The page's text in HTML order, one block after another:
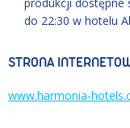
do 22:30 w hotelu
STRONA
www.harmonia-